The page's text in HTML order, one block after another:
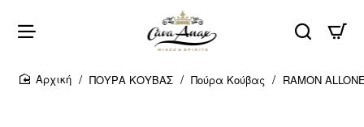
home
ΠΟΥΡΑ ΚΟΥΒΑΣ Πούρα Κούβας RAMON